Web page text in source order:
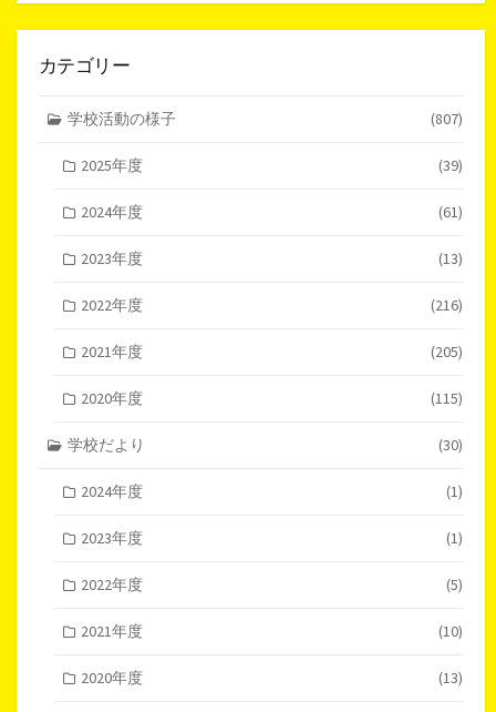
カテゴリー
学校活動の様子 (807)
2025年度 (39)
2024年度 (61)
2023年度 (13)
2022年度 (216)
2021年度 (205)
2020年度 (115)
学校だより (30)
2024年度 (1)
2023年度 (1)
2022年度 (5)
2021年度 (10)
2020年度 (13)